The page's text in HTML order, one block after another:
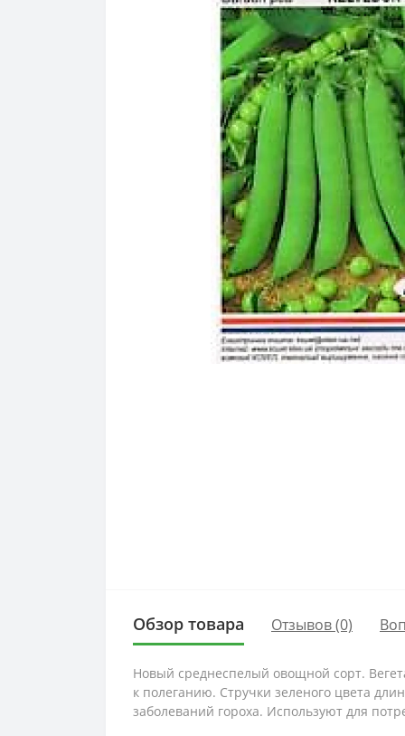
Обзор товара Отзывов (0)
Новый среднеспелый овощной сорт.
к полеганию. Стручки зеленого цвета
заболеваний гороха. Используют для